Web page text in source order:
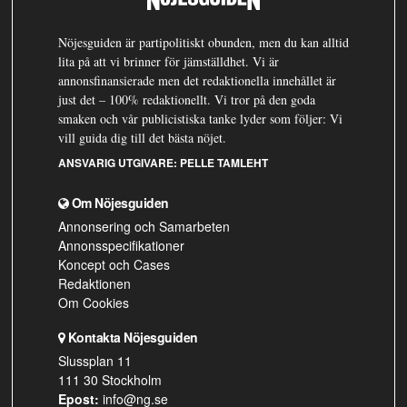
Nöjesguiden är partipolitiskt obunden, men du kan alltid
lita på att vi brinner för jämställdhet. Vi är
annonsfinansierade men det redaktionella innehållet är
just det – 100% redaktionellt. Vi tror på den goda
smaken och vår publicistiska tanke lyder som följer: Vi
vill guida dig till det bästa nöjet.
ANSVARIG UTGIVARE: PELLE TAMLEHT
Om Nöjesguiden
Annonsering och Samarbeten
Annonsspecifikationer
Koncept och Cases
Redaktionen
Om Cookies
Kontakta Nöjesguiden
Slussplan 11
111 30 Stockholm
Epost: info@ng.se